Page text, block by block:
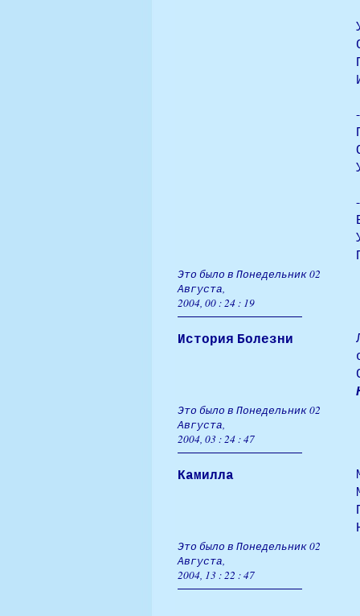
Это было в Понедельник 02
Августа,
2004, 00 : 24 : 19
История Болезни
Это было в Понедельник 02
Августа,
2004, 03 : 24 : 47
Камилла
Это было в Понедельник 02
Августа,
2004, 13 : 22 : 47